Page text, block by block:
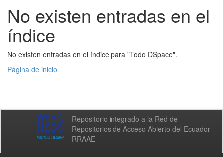
No existen entradas en el
índice
No existen entradas en el índice para "Todo DSpace".
Página de inicio
Repositorio integrado a la Red de
Repositorios de Acceso Abierto del Ecuador -
RRAAE